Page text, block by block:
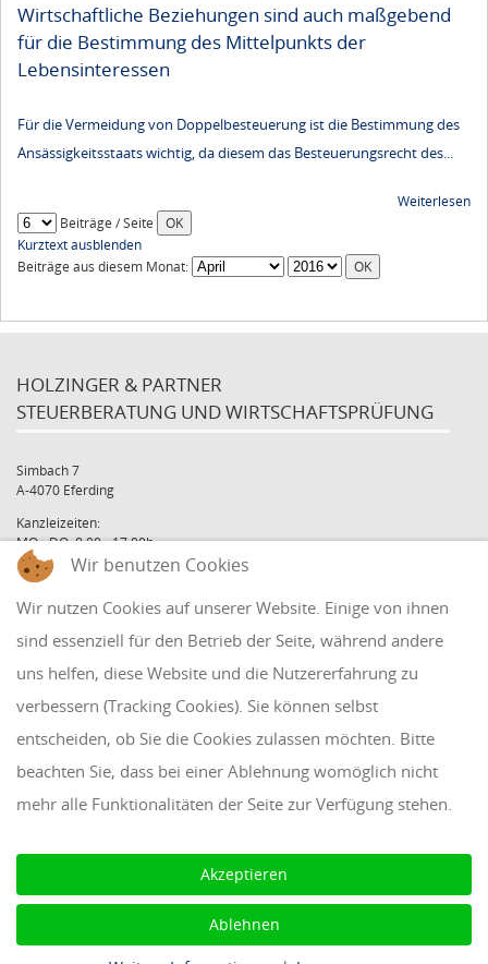
Wirtschaftliche Beziehungen sind auch maßgebend
für die Bestimmung des Mittelpunkts der
Lebensinteressen
Für die Vermeidung von Doppelbesteuerung ist die Bestimmung des
Ansässigkeitsstaats wichtig, da diesem das Besteuerungsrecht des...
Weiterlesen
Beiträge / Seite
Kurztext ausblenden
Beiträge aus diesem Monat:
HOLZINGER & PARTNER
STEUERBERATUNG UND WIRTSCHAFTSPRÜFUNG
Simbach 7
A-4070 Eferding
Kanzleizeiten:
MO - DO: 8:00 - 17:00h
FR: 8:00 - 12:00h
Tel: +43 7272 39 79 - 0
Fax: +43 7272 39 79 - 9
QUICKLINKS
Klientenbereich
Disclaimer
AAB 2018
Cookie Einstellungen
Wir benutzen Cookies
Wir nutzen Cookies auf unserer Website. Einige von ihnen
sind essenziell für den Betrieb der Seite, während andere
uns helfen, diese Website und die Nutzererfahrung zu
verbessern (Tracking Cookies). Sie können selbst
entscheiden, ob Sie die Cookies zulassen möchten. Bitte
beachten Sie, dass bei einer Ablehnung womöglich nicht
mehr alle Funktionalitäten der Seite zur Verfügung stehen.
Akzeptieren
Ablehnen